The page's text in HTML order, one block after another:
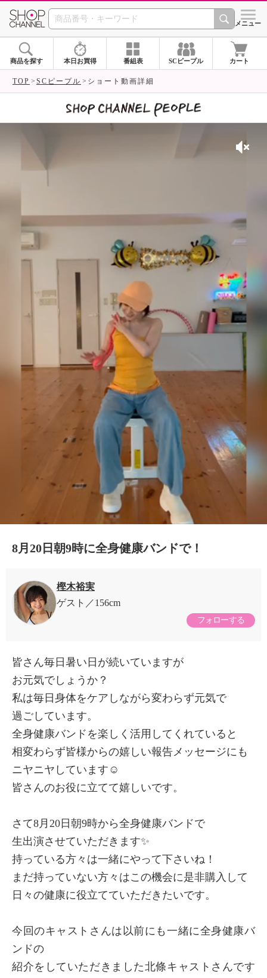
SHOP CHANNEL シメニュー
商品を探す 本日お買得 番組表 SCピープル カート
TOP SCピープル ショート動画詳細
×
8月20日朝9時に全身健康バンドで！
樫木裕実
ゲスト
156cm
フォローする
皆さん毎日暑い日が続いていますが
お元気でしょうか？
私は毎日身体をケアしながら変わらず元気で
過ごしています。
全身健康バンドを楽しく活用してくれていると
相変わらず皆様からの嬉しい報告メッセージにも
ニヤニヤしています☺️
皆さんのお役に立てて嬉しいです。
さて8月20日朝9時から全身健康バンドで
生出演させていただきます✨
持っている方々は一緒にやって下さいね！
まだ持っていない方々はこの機会に是非購入して
日々の健康に役立てていただきたいです。
今回のキャストさんは以前にも一緒に全身健康バ
ンドの
紹介をしていただきました北條キャストさんです